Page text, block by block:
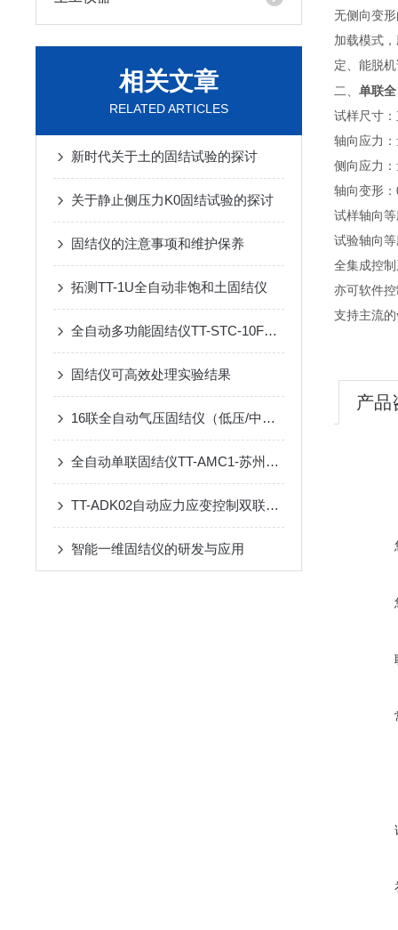
相关文章
RELATED ARTICLES
新时代关于土的固结试验的探讨
关于静止侧压力K0固结试验的探讨
固结仪的注意事项和维护保养
拓测TT-1U全自动非饱和土固结仪
全自动多功能固结仪TT-STC-10F产品介绍
固结仪可高效处理实验结果
16联全自动气压固结仪（低压/中压/高压）TT-APC16
全自动单联固结仪TT-AMC1-苏州拓测仪器设备有限公司
TT-ADK02自动应力应变控制双联K0固结仪
智能一维固结仪的研发与应用
无侧向变
加载模式
定、能脱
二、 单联
试样尺寸：
轴向应力
侧向应力：
轴向变形：
试样轴向
试验轴向
全集成控
亦可软件
支持主流
产品